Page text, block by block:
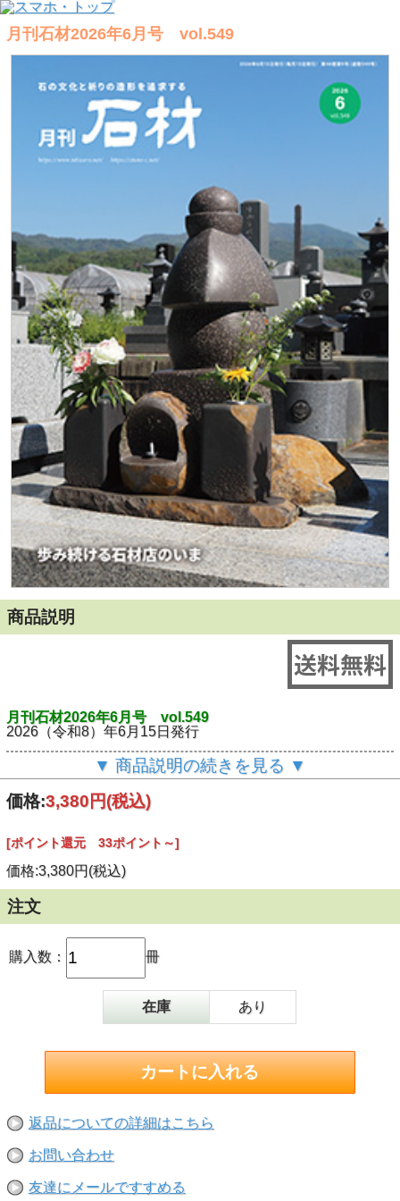
月刊石材2026年6月号 vol.549
商品説明
月刊石材2026年6月号 vol.549
2026（令和8）年6月15日発行
◎カラーグラビア
宮嶋家 一石三角五輪塔
祝・ギネス世界記録認定！ 224種類の庭石、世界一の仙石庭
◎巻頭特集
歩み続ける石材店のいま
□ （有）北上石材店（岩手県北上市）
□ 山口石材店（長野県長野市）
□ （株）石井石材（静岡県伊東市）
□ （有）山本石材店（京都市山科区）
◎特別インタビュー
日本の銘石224種を据える 世界一の石庭を生んだ物語
仙石庭園 苑主 山名征三 / 医師・造園家
◎特別企画 「石屋の大先輩から学ぶこと 望月威男編 リ
（株）イシフク・望月威男会長、大阪石材工業（株）・伯井
守社長に聞く
仏仏手帖 鵜飼秀徳
現場石材店のホンネ 池渕良博
墓を訪ねて三千里 カジポン・マルコ・残月
▼ 商品説明の続きを見る ▼
価格:3,380円(税込)
[ポイント還元 33ポイント～]
価格:3,380円(税込)
注文
購入数： 冊
在庫 あり
返品についての詳細はこちら
お問い合わせ
友達にメールですすめる